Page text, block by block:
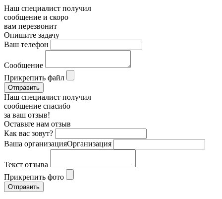
Наш специалист получил
сообщение и скоро
вам перезвонит
Опишите задачу
Ваш телефон
Сообщение
Прикрепить файл
Наш специалист получил
сообщение спасибо
за ваш отзыв!
Оставьте нам отзыв
Как вас зовут?
Ваша организацияОрганизация
Текст отзыва
Прикрепить фото